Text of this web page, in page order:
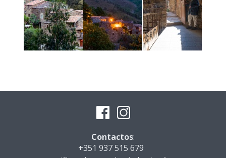
Contactos:
+351 937 515 679